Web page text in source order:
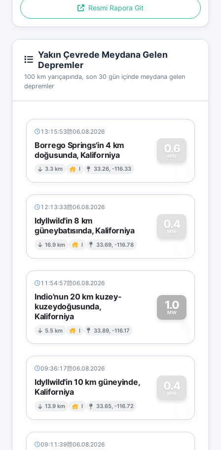
Resmi Rapora Git
Yakın Çevrede Meydana Gelen
Depremler
100 km yarıçapında, son 30 gün içinde meydana gelen
depremler
13:15:53 06.08.2026
Borrego Springs'in 4 km
doğusunda, Kaliforniya
3.3 km I 33.26, -116.33
0.6
MW
0
12:13:33 06.08.2026
Idyllwild'in 8 km
güneybatısında, Kaliforniya
16.9 km I 33.69, -116.78
0.4
MW
0
11:54:57 06.08.2026
Indio'nun 20 km kuzey-
kuzeydoğusunda,
Kaliforniya
5.5 km I 33.89, -116.17
1.0
MW
1
09:36:17 06.08.2026
Idyllwild'in 10 km güneyinde,
Kaliforniya
13.9 km I 33.65, -116.72
0.4
MW
0
09:11:39 06.08.2026